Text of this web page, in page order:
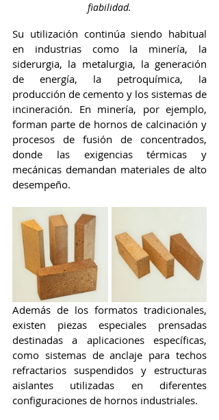
fiabilidad.
Su utilización continúa siendo habitual
en industrias como la minería, la
siderurgia, la metalurgia, la generación
de energía, la petroquímica, la
producción de cemento y los sistemas de
incineración. En minería, por ejemplo,
forman parte de hornos de calcinación y
procesos de fusión de concentrados,
donde las exigencias térmicas y
mecánicas demandan materiales de alto
desempeño.
Además de los formatos tradicionales,
existen piezas especiales prensadas
destinadas a aplicaciones específicas,
como sistemas de anclaje para techos
refractarios suspendidos y estructuras
aislantes utilizadas en diferentes
configuraciones de hornos industriales.